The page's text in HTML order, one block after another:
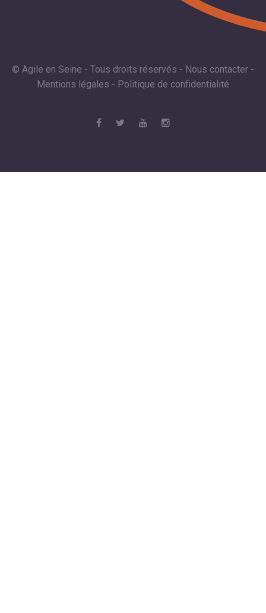
© Agile en Seine - Tous droits réservés - Nous contacter -
Mentions légales - Politique de confidentialité